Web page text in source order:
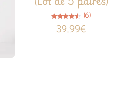
4.50
sur 5
(6)
39.99€